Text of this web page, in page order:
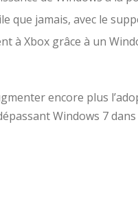
que jamais, avec le
à Xbox grâce à un
encore plus
Windows 7